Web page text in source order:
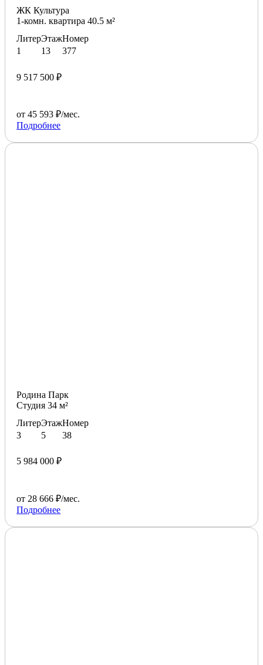
ЖК Культура
1-комн. квартира 40.5 м²
Литер
1
Этаж
13
Номер
377
9 517 500 ₽
от 45 593 ₽/мес.
Подробнее
Родина Парк
Студия 34 м²
Литер
3
Этаж
5
Номер
38
5 984 000 ₽
от 28 666 ₽/мес.
Подробнее